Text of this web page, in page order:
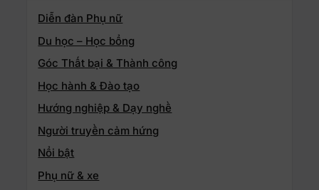
Diễn đàn Phụ nữ
Du học – Học bổng
Góc Thất bại & Thành công
Học hành & Đào tạo
Hướng nghiệp & Dạy nghề
Người truyền cảm hứng
Nổi bật
Phụ nữ & xe